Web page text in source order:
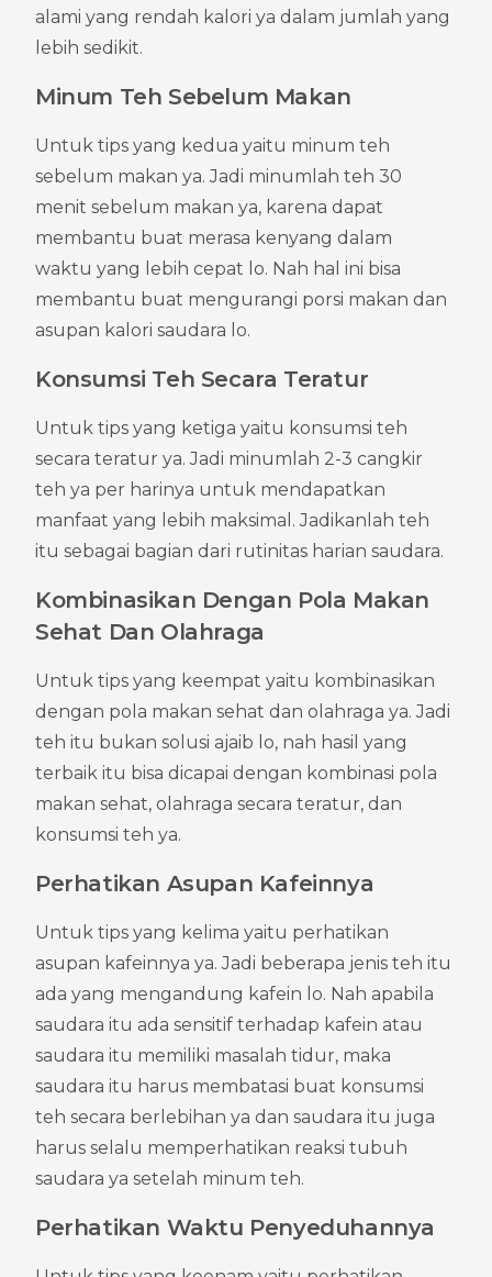
alami yang rendah kalori ya dalam jumlah yang
lebih sedikit.
Minum Teh Sebelum Makan
Untuk tips yang kedua yaitu minum teh
sebelum makan ya. Jadi minumlah teh 30
menit sebelum makan ya, karena dapat
membantu buat merasa kenyang dalam
waktu yang lebih cepat lo. Nah hal ini bisa
membantu buat mengurangi porsi makan dan
asupan kalori saudara lo.
Konsumsi Teh Secara Teratur
Untuk tips yang ketiga yaitu konsumsi teh
secara teratur ya. Jadi minumlah 2-3 cangkir
teh ya per harinya untuk mendapatkan
manfaat yang lebih maksimal. Jadikanlah teh
itu sebagai bagian dari rutinitas harian saudara.
Kombinasikan Dengan Pola Makan
Sehat Dan Olahraga
Untuk tips yang keempat yaitu kombinasikan
dengan pola makan sehat dan olahraga ya. Jadi
teh itu bukan solusi ajaib lo, nah hasil yang
terbaik itu bisa dicapai dengan kombinasi pola
makan sehat, olahraga secara teratur, dan
konsumsi teh ya.
Perhatikan Asupan Kafeinnya
Untuk tips yang kelima yaitu perhatikan
asupan kafeinnya ya. Jadi beberapa jenis teh itu
ada yang mengandung kafein lo. Nah apabila
saudara itu ada sensitif terhadap kafein atau
saudara itu memiliki masalah tidur, maka
saudara itu harus membatasi buat konsumsi
teh secara berlebihan ya dan saudara itu juga
harus selalu memperhatikan reaksi tubuh
saudara ya setelah minum teh.
Perhatikan Waktu Penyeduhannya